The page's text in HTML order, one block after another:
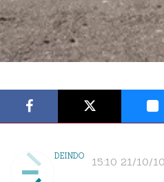
DEINDO 15:10 21/10/10